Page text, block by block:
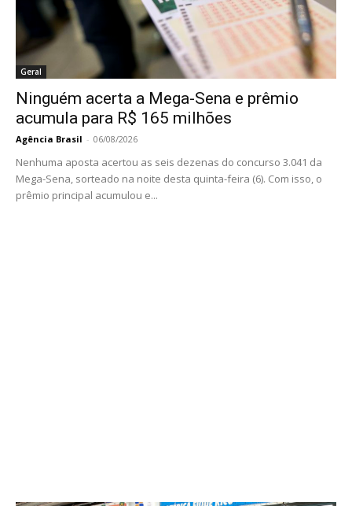
Geral
Ninguém acerta a Mega-Sena e prêmio
acumula para R$ 165 milhões
Agência Brasil - 06/08/2026
Nenhuma aposta acertou as seis dezenas do concurso 3.041 da
Mega-Sena, sorteado na noite desta quinta-feira (6). Com isso, o
prêmio principal acumulou e...